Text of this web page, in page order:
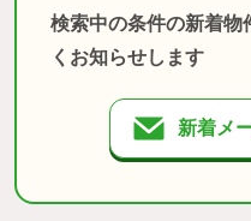
検索中の条件の新着物
くお知らせします
新着メ